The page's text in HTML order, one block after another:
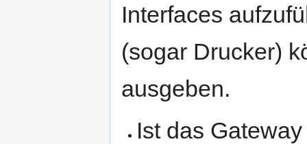
Interfaces
(sogar Drucker)
ausgeben.
Ist das